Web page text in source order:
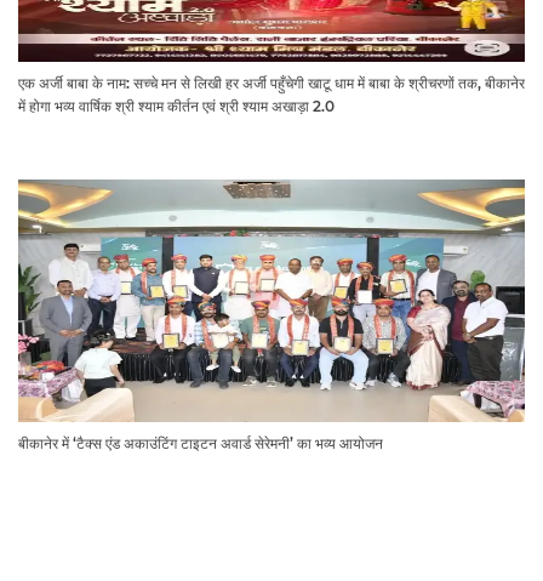
एक अर्जी बाबा के नाम: सच्चे मन से लिखी हर अर्जी पहुँचेगी खाटू धाम में बाबा के श्रीचरणों तक, बीकानेर
में होगा भव्य वार्षिक श्री श्याम कीर्तन एवं श्री श्याम अखाड़ा 2.0
बीकानेर में ‘टैक्स एंड अकाउंटिंग टाइटन अवार्ड सेरेमनी’ का भव्य आयोजन